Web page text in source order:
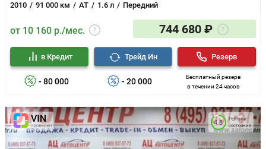
2010 91 000 км AT 1.6 л Передний
от 10 160 р./мес. 744 680 ₽
- 80 000
в Кредит
- 20 000
Трейд Ин
Бесплатный резерв
в течении 24 часов
Резерв
Рейтинг
состояния
4.8